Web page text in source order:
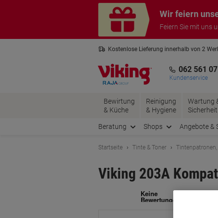
Wir feiern
Feiern Sie mit uns
Kostenlose Lieferung innerhalb von 2
062 561
Kundenservice
Bewirtung
& Küche
Reinigung
& Hygiene
Wartung
Sicherheit
Beratung Shops Angebote &
Startseite Tinte & Toner
Viking 203A